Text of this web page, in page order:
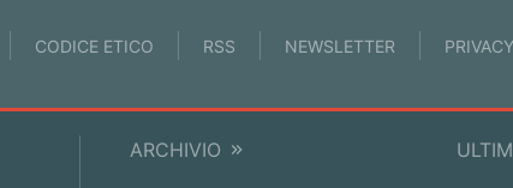
CODICE ETICO RSS NEWSLETTER PRIVACY
ARCHIVIO